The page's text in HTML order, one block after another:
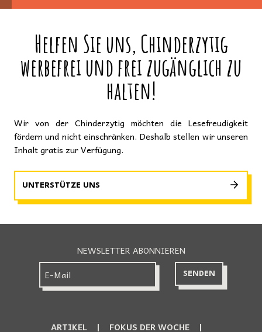
Helfen Sie uns, Chinderzytig
werbefrei und frei zugänglich zu
halten!
Wir von der Chinderzytig möchten die Lesefreudigkeit
fördern und nicht einschränken. Deshalb stellen wir unseren
Inhalt gratis zur Verfügung.
UNTERSTÜTZE UNS
NEWSLETTER ABONNIEREN
ARTIKEL FOKUS DER WOCHE